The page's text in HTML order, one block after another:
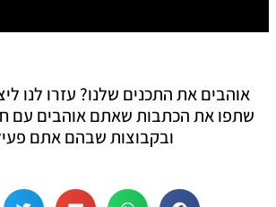
אוהבים את התכנים שלנו? עזרו לנו
שתפו את הכתבות שאתם אוהבים עם
ובקבוצות שבהם אתם